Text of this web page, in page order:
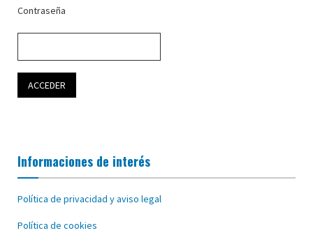
Contraseña
Informaciones de interés
Política de privacidad y aviso legal
Política de cookies